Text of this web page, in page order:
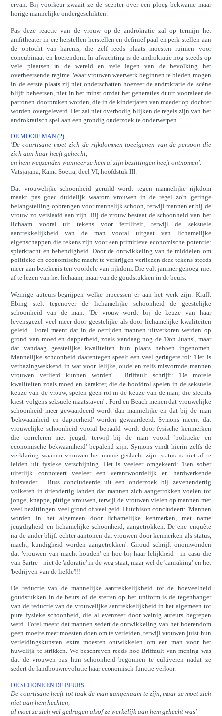
ervan. Bij voorkeur zwaait ze de scepter over een ploeg bekwame maar
horige mannelijke ondergeschikten.
Pas deze reactie van de vrouw op de androkratie zal op termijn het
amfitheater in ere herstellen herstellen en definief paal en perk stellen aan
de optocht van harems, die zelf reeds plaats moesten ruimen voor
concubinaat en hoerendom. In afwachting is de androkratie nog steeds op
vele plaatsen in de wereld en vele lagen van de bevolking het
overheersende regime. Waar vrouwen weerwerk beginnen te bieden mogen
in de eerste plaats zij niet onderschatten hoezeer de androkratie de scène
blijft beheersen, niet in het minst omdat het generaties duurt vooraleer de
patronen doorbroken worden, die in de kinderjaren van moeder op dochter
worden overgeleverd. Het zal niet overbodig blijken de regels zijn van het
androkratisch spel aan een grondig onderzoek te onderwerpen.
DE MOOIE MAN (2).
'De courtisane moet zich de rijkdommen toeeigenen van de persoon die
zich aan haar heeft gehecht,
en hem wegzenden wanneer ze hem al zijn bezittingen heeft ontnomen'.
Vatsjajana, Kama Soetra, deel VI, hoofdstuk III.
Dat vrouwelijke schoonheid geruild wordt tegen mannelijke rijkdom
maakt pas goed duidelijk waarom vrouwen in de regel zo'n geringe
belangstelling opbrengen voor mannelijk schoon, terwijl mannen er bij de
vrouw zo verslaafd aan zijn. Bij de vrouw bestaat de schoonheid van het
lichaam vooral uit tekens voor fertiliteit, terwijl de seksuele
aantrekkelijkheid van de man vooral uitgaat van lichamelijke
eigenschappen die tekens zijn voor een primitieve economische potentie:
spierkracht en behendigheid. Door de ontwikkeling van de middelen om
politieke en economische macht te verkrijgen verliezen deze tekens steeds
meer aan betekenis ten voordele van rijkdom. Die valt jammer genoeg niet
af te lezen van het lichaam, maar van de goudstukken in de beurs.
Weinige auteurs begrijpen welke processen er aan het werk zijn. Krafft
Ebing stelt tegenover de lichamelijke schoonheid de geestelijke
schoonheid van de man: 'De vrouw wordt bij de keuze van haar
levensgezel veel meer door geestelijke als door lichamelijke kwaliteiten
geleid . Forel meent dat in de oertijden mannen uitverkoren werden op
grond van moed en dapperheid, zoals vandaag nog de 'Don Juans', maar
dat vandaag geestelijke kwaliteiten hun plaats hebben ingenomen.
Mannelijke schoonheid daarentegen speelt een veel geringere rol: 'Het is
verbazingwekkend in wat voor lelijke, oude en zelfs misvormde mannen
vrouwen verliefd kunnen worden' . Briffault schrijft: 'De morele
kwaliteiten zoals moed en karakter, die de hoofdrol spelen in de seksuele
keuze van de vrouw, spelen geen rol in de keuze van de man, die slechts
kiest volgens seksuele maatstaven' . Ford en Beach menen dat vrouwelijke
schoonheid meer gewaardeerd wordt dan mannelijke en dat bij de man
'bekwaamheid en dapperheid' worden gewaardeerd. Symons meent dat
vrouwelijke schoonheid vooral bepaald wordt door fysische kenmerken
die correleren met jeugd, terwijl bij de man vooral 'politieke en
economische bekwaamheid' bepalend zijn. Symons vindt hierin zelfs de
verklaring waarom vrouwen het mooie geslacht zijn: status is niet af te
leiden uit fysieke verschijning. Het is veeleer omgekeerd: 'Een sober
uiterlijk connoteert veeleer een verantwoordelijk en hardwerkende
huisvader . Buss concludeerde uit een onderzoek bij zevenendertig
volkeren in driendertig landen dat mannen zich aangetrokken voelen tot
jonge, knappe, pittige vrouwen, terwijl de vrouwen vielen op mannen met
veel bezittingen, veel grond of veel geld. Hutchison concludeert: 'Mannen
worden in het algemeen door lichamelijke kenmerken, met name
jeugdigheid en lichamelijke schoonheid, aangetrokken. De ene enquête
na de ander blijft echter aantonen dat vrouwen door kenmerken als status,
macht, kundigheid worden aangetrokken'. Giroud schrijft onomwonden
dat 'vrouwen van macht houden' en hoe bij haar lelijkheid - in casu die
van Sartre - niet de 'adoratie' in de weg staat, maar wel de 'aanraking' en het
'bedrijven van de liefde'!!!
De reductie van de mannelijke aantrekkelijkheid tot de hoeveelheid
goudstukken in de beurs of de sterren op het uniform is de tegenhanger
van de reductie van de vrouwelijke aantrekkelijkheid in het algemeen tot
pure fysieke schoonheid, die al evenzeer door weinig auteurs begrepen
werd. Forel meent dat mannen sedert de ontwikkeling van het hoerendom
geen moeite meer moesten doen om te verleiden, terwijl vrouwen juist hun
verleidingskunsten extra moesten ontwikkelen om een man voor het
huwelijk te strikken. We beschreven reeds hoe Briffault van mening was
dat de vrouwen pas hun schoonheid begonnen te cultiveren nadat ze
sedert de landbouwrevolutie haar economisch functie verloor.
DE SCHONE EN DE BEURS
De courtisane heeft tot taak de man aangenaam te zijn, maar ze moet zich
niet aan hem hechten,
al moet ze zich wel gedragen alsof ze werkelijk aan hem gehecht was'